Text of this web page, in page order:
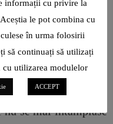
a scos din cursă.
că fusese taman
în care a văzut
că a greșit. Cazul a
și Michael
din campionat.
se mai întâmplase
informații cu privire la
le pot combina cu
în urma folosirii
să continuați să utilizați
cu utilizarea modulelor
ACCEPT